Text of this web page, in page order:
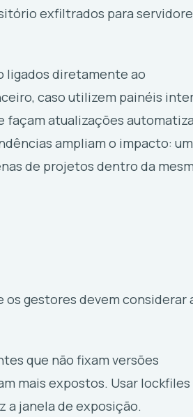
exfiltrados para
ligados diretamente ao
caso utilizem painéis
façam atualizações
ampliam o impacto: um
de projetos dentro da
gestores devem considerar
que não fixam versões
mais expostos. Usar lockfiles
a janela de exposição.